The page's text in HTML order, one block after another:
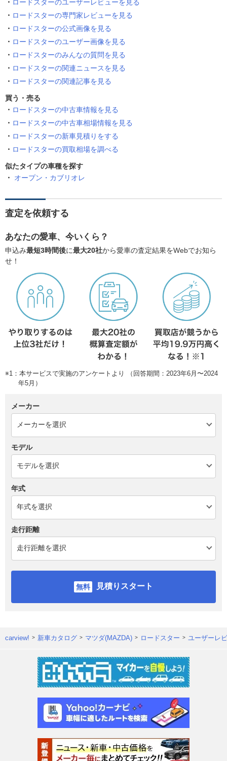
ロードスターのユーザーレビューを見る
ロードスターの専門家レビューを見る
ロードスターの公式画像を見る
ロードスターのユーザー画像を見る
ロードスターのみんなの質問を見る
ロードスターの関連ニュースを見る
ロードスターの関連記事を見る
買う・売る
ロードスターの中古車情報を見る
ロードスターの中古車相場情報を見る
ロードスターの新車見積りをする
ロードスターの買取相場を調べる
似たタイプの車種を探す
オープン・カブリオレ
査定を依頼する
あなたの愛車、今いくら？
申込み最短3時間後に最大20社から愛車の査定結果をWebでお知ら
せ！
※1：本サービスで実施のアンケートより （回答期間：2023年6月〜2024
年5月）
メーカー
モデル
年式
走行距離
見積りスタート
carview! 新車カタログ マツダ(MAZDA) ロードスター ユーザーレ